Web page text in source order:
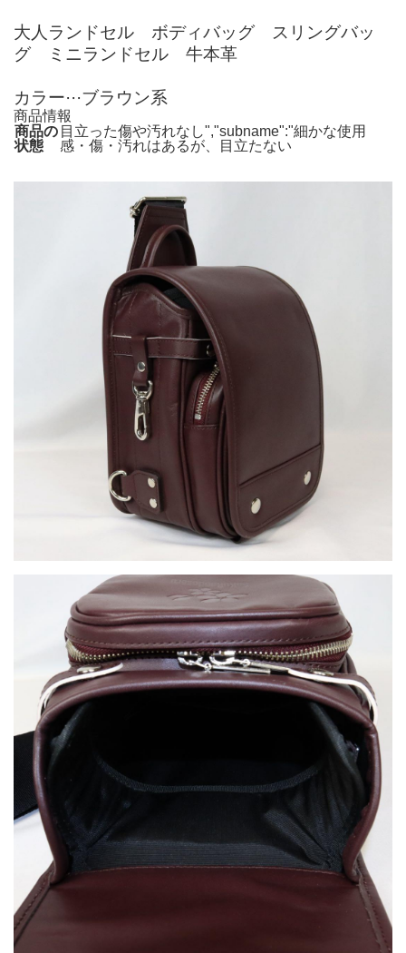
大人ランドセル ボディバッグ スリングバッ
グ ミニランドセル 牛本革
カラー···ブラウン系
商品情報
商品の
状態
目立った傷や汚れなし","subname":"細かな使用
感・傷・汚れはあるが、目立たない